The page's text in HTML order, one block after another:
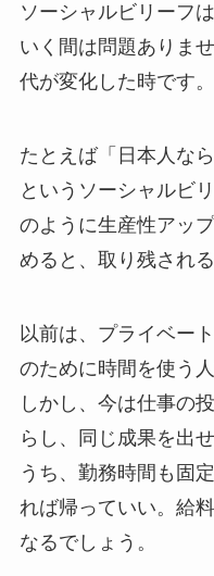
ソーシャルビリーフ
いく間は問題ありま
代が変化した時です。
たとえば「日本人な
というソーシャルビ
のように生産性アッ
めると、取り残され
以前は、プライベー
のために時間を使う
しかし、今は仕事の
らし、同じ成果を出
うち、勤務時間も固
れば帰っていい。給
なるでしょう。